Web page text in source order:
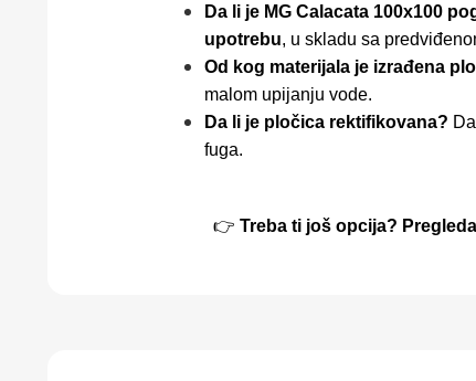
Da li je MG Calacata 100x100
upotrebu, u skladu sa
Od kog materijala je izrađena
malom upijanju vode.
Da li je pločica rektifikovana?
fuga.
👉 Treba ti još opcija?